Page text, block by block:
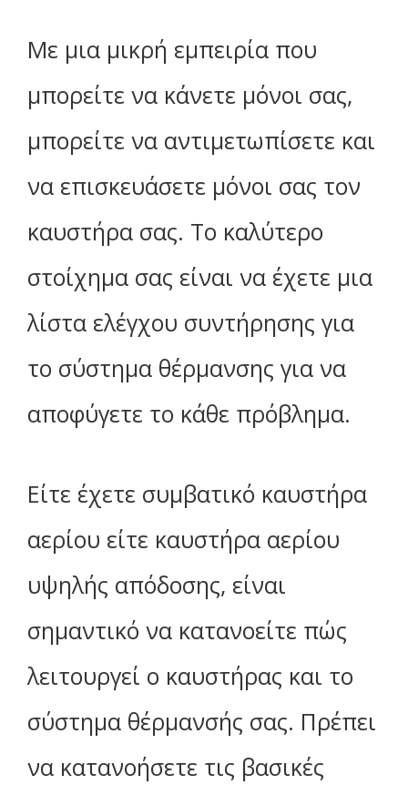
Με μια μικρή εμπειρία που
μπορείτε να κάνετε μόνοι σας,
μπορείτε να αντιμετωπίσετε και
να επισκευάσετε μόνοι σας τον
καυστήρα σας. Το καλύτερο
στοίχημα σας είναι να έχετε μια
λίστα ελέγχου συντήρησης για
το σύστημα θέρμανσης για να
αποφύγετε το κάθε πρόβλημα.
Είτε έχετε συμβατικό καυστήρα
αερίου είτε καυστήρα αερίου
υψηλής απόδοσης, είναι
σημαντικό να κατανοείτε πώς
λειτουργεί ο καυστήρας και το
σύστημα θέρμανσής σας. Πρέπει
να κατανοήσετε τις βασικές